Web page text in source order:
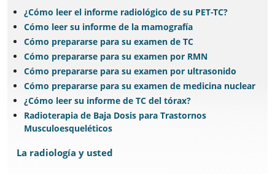
¿Cómo leer el informe radiológico de su PET-TC?
Cómo leer su informe de la mamografía
Cómo prepararse para su examen de TC
Cómo prepararse para su examen por RMN
Cómo prepararse para su examen por ultrasonido
Cómo prepararse para su examen de medicina nuclear
¿Cómo leer su informe de TC del tórax?
Radioterapia de Baja Dosis para Trastornos
Musculoesqueléticos
La radiología y usted